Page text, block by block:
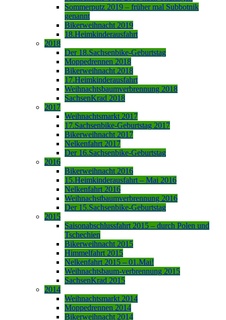
Sommerputz 2019 – früher mal Subbotnik
genannt
Bikerweihnacht 2019
18.Heimkinderausfahrt
2018
Der 18.Sachsenbike-Geburtstag
Moppedrennen 2018
Bikerweihnacht 2018
17.Heimkinderausfahrt
Weihnachtsbaumverbrennung 2018
SachsenKrad 2018
2017
Weihnachtsmarkt 2017
17.Sachsenbike-Geburtstag 2017
Bikerweihnacht 2017
Nelkenfahrt 2017
Der 16.Sachsenbike-Geburtstag
2016
Bikerweihnacht 2016
15.Heimkinderausfahrt – Mai 2016
Nelkenfahrt 2016
Weihnachstbaumverbrennung 2016
Der 15.Sachsenbike-Geburtstag
2015
Saisonabschlussfahrt 2015 – durch Polen und
Tschechien
Bikerweihnacht 2015
Himmelfahrt 2015
Nelkenfahrt 2015 – 01.Mai!
Weihnachtsbaum-verbrennung 2015
SachsenKrad 2015
2014
Weihnachtsmarkt 2014
Moppedrennen 2014
Bikerweihnacht 2014